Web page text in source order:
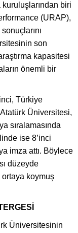
kuruluşlarından biri
(URAP),
son
kapasitesi
önemli bir
Türkiye
Atatürk Üniversitesi,
sıralamasında
ise 8’inci
imza attı. Böylece
düzeyde
ortaya koymuş
Üniversitesinin